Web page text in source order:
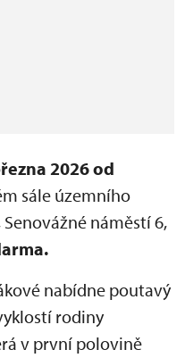
2026 od
sále územního
náměstí 6,
nabídne poutavý
rodiny
v první polovině